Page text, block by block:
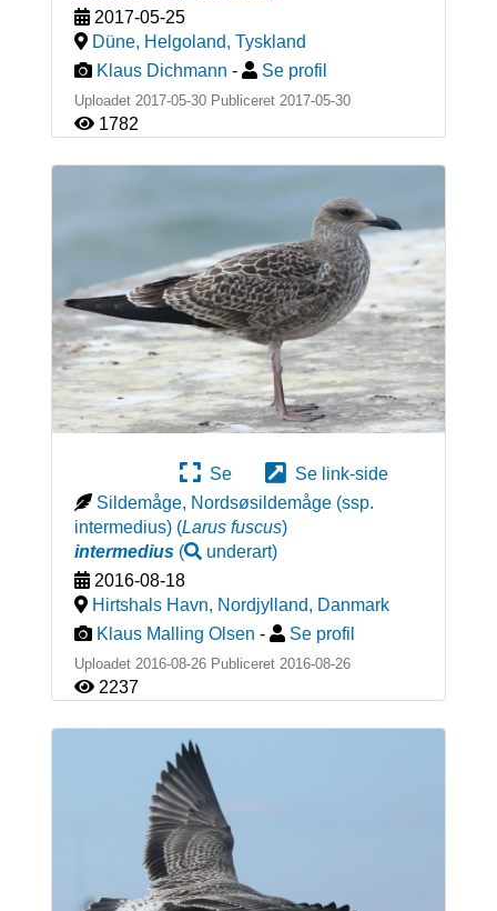
2017-05-25
Düne, Helgoland, Tyskland
Klaus Dichmann - Se profil
Uploadet 2017-05-30 Publiceret 2017-05-30
1782
Se
Se link-side
Sildemåge, Nordsøsildemåge (ssp.
intermedius) (Larus fuscus)
intermedius( underart)
2016-08-18
Hirtshals Havn, Nordjylland, Danmark
Klaus Malling Olsen - Se profil
Uploadet 2016-08-26 Publiceret 2016-08-26
2237